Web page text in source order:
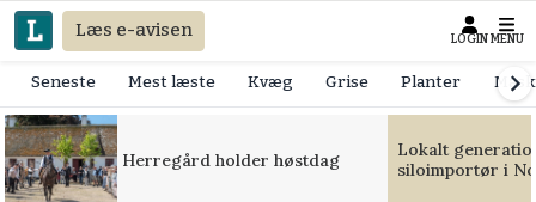
Læs e-avisen LOGIN MENU
Seneste Mest læste Kvæg Grise Planter
Herregård holder høstdag
Lokalt
siloimportør i